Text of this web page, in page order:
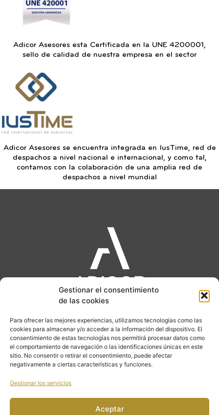
Gestionar el consentimiento
de las cookies
Para ofrecer las mejores experiencias, utilizamos tecnologías como las
cookies para almacenar y/o acceder a la información del dispositivo. El
consentimiento de estas tecnologías nos permitirá procesar datos como
el comportamiento de navegación o las identificaciones únicas en este
sitio. No consentir o retirar el consentimiento, puede afectar
negativamente a ciertas características y funciones.
Gestionar los servicios
Aceptar
Adicor Asesores esta Certificada en la UNE 4200001,
sello de calidad de nuestra empresa en el sector
Adicor Asesores se encuentra integrada en IusTime, red de
despachos a nivel nacional e internacional, y como tal,
contamos con la colaboración de una amplia red de
despachos a nivel mundial
CALLE MALDONADO 65. 28006 MADRID
LUNES A JUEVES : 09h -18h
VIERNES: 09h – 15h
PLAN ESTANDARD
PLAN PREMIUM